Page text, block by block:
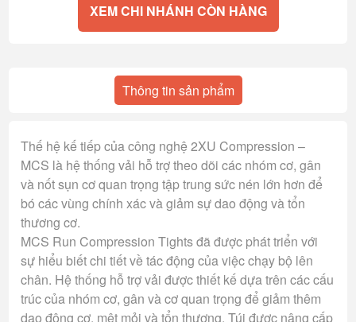
XEM CHI NHÁNH CÒN HÀNG
Thông tin sản phẩm
Thế hệ kế tiếp của công nghệ 2XU Compression –
MCS là hệ thống vải hỗ trợ theo dõi các nhóm cơ, gân
và nốt sụn cơ quan trọng tập trung sức nén lớn hơn để
bó các vùng chính xác và giảm sự dao động và tổn
thương cơ.
MCS Run Compression Tights đã được phát triển với
sự hiểu biết chi tiết về tác động của việc chạy bộ lên
chân. Hệ thống hỗ trợ vải được thiết kế dựa trên các cấu
trúc của nhóm cơ, gân và cơ quan trọng để giảm thêm
dao động cơ, mệt mỏi và tổn thương. Túi được nâng cấp